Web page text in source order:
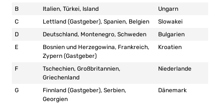
B
Italien, Türkei, Island
Ungarn
C
Lettland (Gastgeber), Spanien, Belgien
Slowakei
D
Deutschland, Montenegro, Schweden
Bulgarien
E
Bosnien und Herzegowina, Frankreich,
Zypern (Gastgeber)
Kroatien
F
Tschechien, Großbritannien,
Griechenland
Niederlande
G
Finnland (Gastgeber), Serbien,
Georgien
Dänemark